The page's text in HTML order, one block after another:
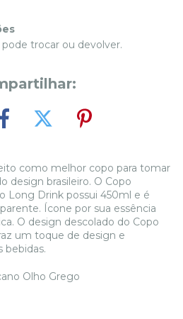
trocar ou devolver.
como melhor copo para tomar
design brasileiro. O Copo
Long Drink possui 450ml e é
Ícone por sua essência
O design descolado do Copo
um toque de design e
bebidas.
Olho Grego